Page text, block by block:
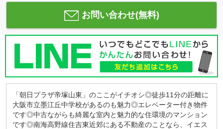
お問い合わせ(無料)
「朝日プラザ帝塚山東」のここがイチオシ◎徒歩11分の距離に
大阪市立墨江丘中学校があるのも魅力◎エレベーター付き物件
です◎中古ながらも綺麗な室内と魅力的な住環境のマンション
です◎南海高野線住吉東近郊にある不動産のことなら、イエス